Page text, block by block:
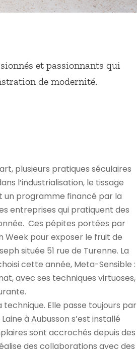
et passionnants qui
de modernité.
plusieurs pratiques séculaires
l’industrialisation, le tissage
un programme financé par la
entreprises qui pratiquent des
Ces pépites portées par
Week pour exposer le fruit de
située 51 rue de Turenne. La
cette année, Meta-Sensible :
avec ses techniques virtuoses,
Elle passe toujours par
à Aubusson s’est installé
sont accrochés depuis des
des collaborations avec des